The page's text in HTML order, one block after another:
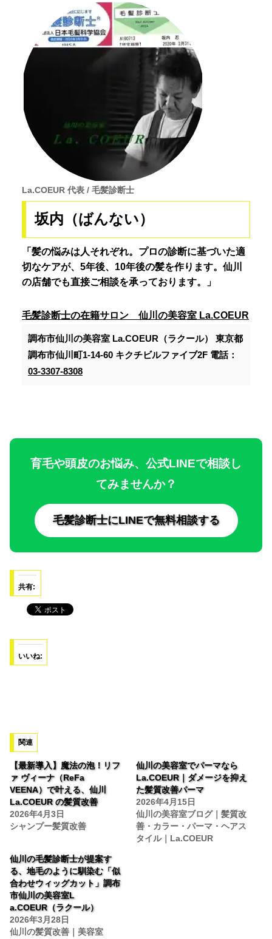
La.COEUR 代表 / 毛髪診断士
坂内（ばんない）
「髪の悩みは人それぞれ。プロの診断に基づいた適
切なケアが、5年後、10年後の髪を作ります。仙川
の店舗でも直接ご相談を承っております。」
毛髪診断士の在籍サロン 仙川の美容室 La.COEUR
調布市仙川の美容室 La.COEUR（ラクール）
東京都
調布市仙川町1-14-60 キクチビルファイブ2F 電話：
03-3307-8308
育毛や頭皮のお悩み、公式LINEで相談し
てみませんか？
毛髪診断士にLINEで無料相談する
共有:
いいね:
関連
【最新導入】魔法の泡！リフ
ァ ヴィーナ（ReFa
VEENA）で叶える、仙川
La.COEUR の髪質改善
2026年4月3日
シャンプー髪質改善
仙川の美容室でパーマなら
La.COEUR｜ダメージを抑え
た髪質改善パーマ
2026年4月15日
仙川の美容室ブログ｜髪質改
善・カラー・パーマ・ヘアス
タイル｜La.COEUR
仙川の毛髪診断士が提案す
る、地毛のように馴染む「似
合わせウィッグカット」調布
市仙川の美容室L
a.COEUR（ラクール）
2026年3月28日
仙川の髪質改善｜美容室